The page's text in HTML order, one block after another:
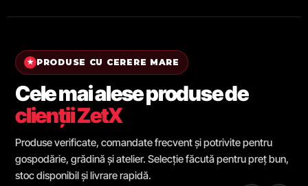
★ PRODUSE CU CERERE MARE
Cele mai alese produse de
clienții ZetX
Produse verificate, comandate frecvent și potrivite pentru
gospodărie, grădină și atelier. Selecție făcută pentru preț bun,
stoc disponibil și livrare rapidă.